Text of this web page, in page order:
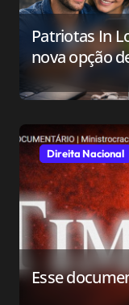
Patriotas In
nova opção
conservador
Direita Nacional
Esse